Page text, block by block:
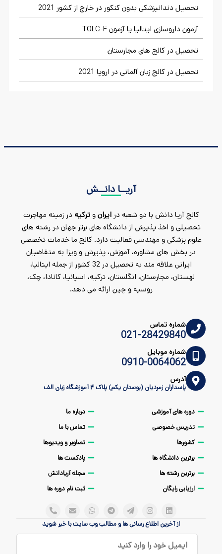
تحصیل دندانپزشکی بدون کنکور در خارج از کشور 2021
آزمون داروسازی ایتالیا یا آزمون TOLC-F
تحصیل در کالج های مجارستان
تحصیل در کالج زبان آلمانی در اروپا 2021
آریــا دانــش
کالج آریا دانش با دو شعبه در ایرانوترکیه در زمینه مهاجرت
تحصیلی و اخذ پذیرش از دانشگاه های برتر جهان در رشته های
علوم پزشکی و مهندسی فعالیت دارد. کالج ما خدمات تخصصی
در بخش های مشاوره، آموزش، پذیرش و ویزا به متقاضیان
ایرانی علاقه مند به تحصیل در 32 کشور از جمله ایتالیا،
لهستان، مجارستان، انگلستان، ترکیه، اسپانیا، کانادا، چک،
روسیه و چین ارائه می دهد.
شماره تماس
021-28429840
شماره موبایل
0910-0064062
آدرس
پاسداران زمردیان (بوستان یکم) پلاک ۴ آموزشگاه زبان الف
دوره های آموزشی
تدریس خصوصی
کشورها
برترین دانشگاه ها
برترین رشته ها
ارزیابی رایگان
درباره ما
تماس با ما
تصاویر و ویدیوها
پادکست ها
مجله آریادانش
ثبت نام دوره ها
از آخرین اطلاع رسانی ها و مطالب وب سایت با خبر شوید